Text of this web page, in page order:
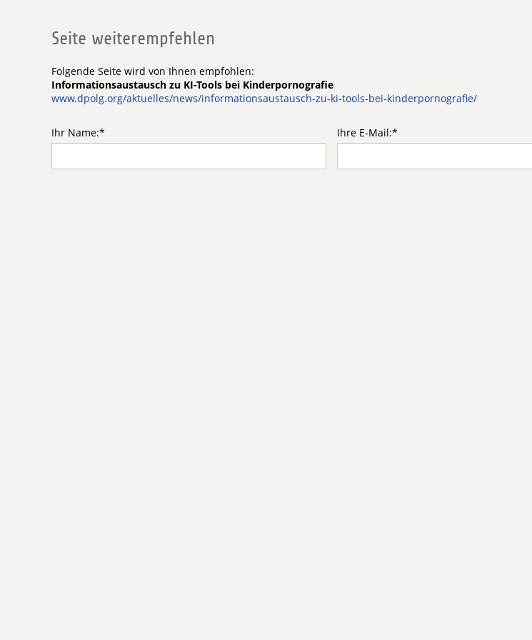
Seite weiterempfehlen
Folgende Seite wird von Ihnen empfohlen:
Informationsaustausch zu KI-Tools bei Kinderpornografie
www.dpolg.org/aktuelles/news/informationsaustausch-zu-ki-tools-bei-kinderpornografie/
Ihr Name:* Ihre E-Mail:*